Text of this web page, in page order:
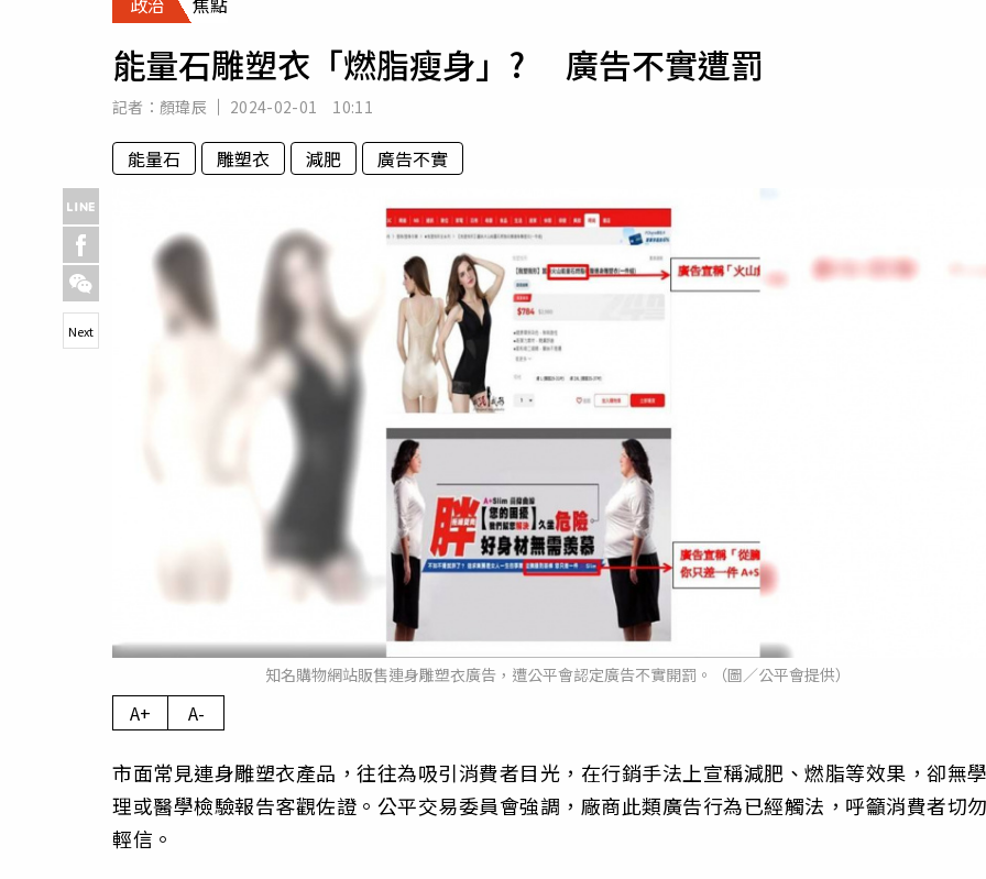
專欄
房產新勢力
運勢
能量石雕塑衣「燃脂瘦身」? 廣告不實遭罰
記者： 顏瑋辰 2024-02-01 10:11
能量石 雕塑衣 減肥 廣告不實
知名購物網站販售連身雕塑衣廣告，遭公平會認定廣告不實開罰。（圖／公平會提供）
Next
A+ A-
市面常見連身雕塑衣產品，往往為吸引消費者目光，在行銷手法上宣稱減肥、燃脂等效果，卻無
理或醫學檢驗報告客觀佐證。公平交易委員會強調，廠商此類廣告行為已經觸法，呼籲消費者切
輕信。